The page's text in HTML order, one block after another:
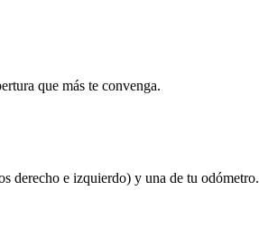
que más te convenga.
derecho e izquierdo) y una de tu odómetro.